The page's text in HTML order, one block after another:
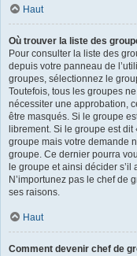
Haut
Où trouver la liste des
Pour consulter la liste des
depuis votre panneau de
groupes, sélectionnez le
Toutefois, tous les groupes
nécessiter une approbation,
être masqués. Si le groupe
librement. Si le groupe est
groupe mais votre demande
groupe. Ce dernier pourra
le groupe et ainsi décider
N’importunez pas le chef de
ses raisons.
Haut
Comment devenir chef de